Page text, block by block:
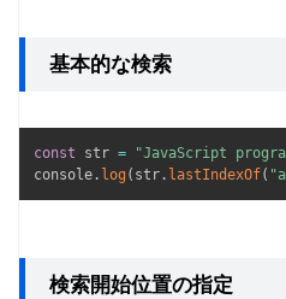
基本的な検索
const str = "JavaScript
console . log ( str . lastIndexOf(
検索開始位置の指定